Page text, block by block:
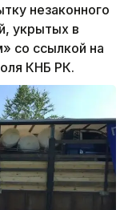
незаконного
укрытых в
со ссылкой на
КНБ РК.